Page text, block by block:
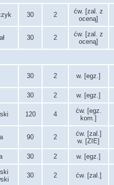
30 2
ćw. [zal. z
oceną]
30 2
ćw. [zal. z
oceną]
30 2 w. [egz.]
30 2 w. [egz.]
120 4
ćw. [egz.
kom.]
90 2
ćw. [zal.]
w. [ZIE]
30 2 w. [egz.]
30 2 ćw. [zal.]